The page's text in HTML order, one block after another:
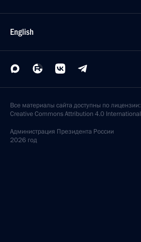
English
Все материалы сайта доступны по лицензии:
Creative Commons Attribution 4.0 International
Администрация Президента России
2026 год